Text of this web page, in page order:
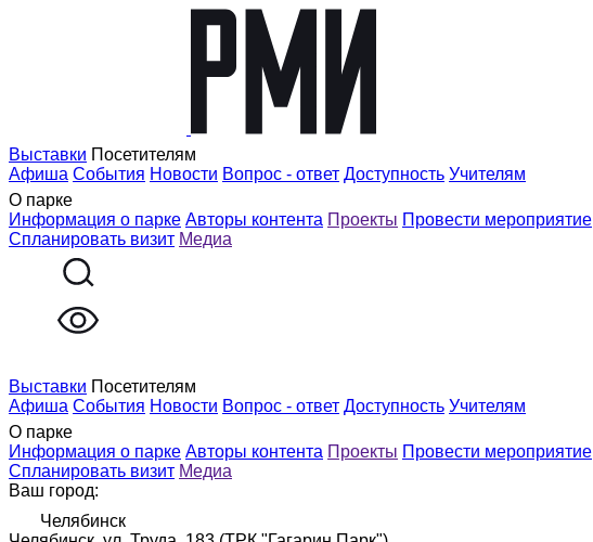
Выставки Посетителям
Афиша События Новости Вопрос - ответ Доступность Учителям
О парке
Информация о парке Авторы контента Проекты Провести мероприятие
Спланировать визит Медиа
Выставки Посетителям
Афиша События Новости Вопрос - ответ Доступность Учителям
О парке
Информация о парке Авторы контента Проекты Провести мероприятие
Спланировать визит Медиа
Ваш город:
Челябинск